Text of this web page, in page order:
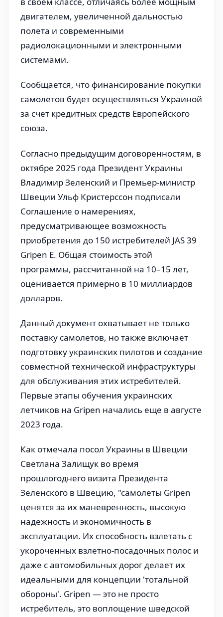
двигателем, увеличенной дальностью
полета и современными
радиолокационными и электронными
системами.
Сообщается, что финансирование покупки
самолетов будет осуществляться Украиной
за счет кредитных средств Европейского
союза.
Согласно предыдущим договоренностям, в
октябре 2025 года Президент Украины
Владимир Зеленский и Премьер-министр
Швеции Ульф Кристерссон подписали
Соглашение о намерениях,
предусматривающее возможность
приобретения до 150 истребителей JAS 39
Gripen E. Общая стоимость этой
программы, рассчитанной на 10–15 лет,
оценивается примерно в 10 миллиардов
долларов.
Данный документ охватывает не только
поставку самолетов, но также включает
подготовку украинских пилотов и создание
совместной технической инфраструктуры
для обслуживания этих истребителей.
Первые этапы обучения украинских
летчиков на Gripen начались еще в августе
2023 года.
Как отмечала посол Украины в Швеции
Светлана Залищук во время
прошлогоднего визита Президента
Зеленского в Швецию, "самолеты Gripen
ценятся за их маневренность, высокую
надежность и экономичность в
эксплуатации. Их способность взлетать с
укороченных взлетно-посадочных полос и
даже с автомобильных дорог делает их
идеальными для концепции 'тотальной
обороны'. Gripen — это не просто
истребитель, это воплощение шведской